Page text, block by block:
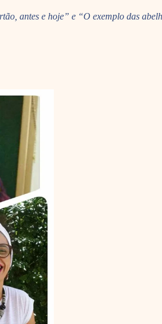
antes e hoje” e “O exemplo das